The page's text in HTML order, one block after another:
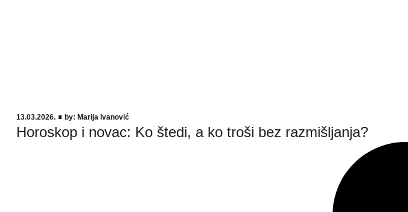
13.03.2026. by: Marija Ivanović
Horoskop i novac: Ko štedi, a ko troši bez razmišljanja?